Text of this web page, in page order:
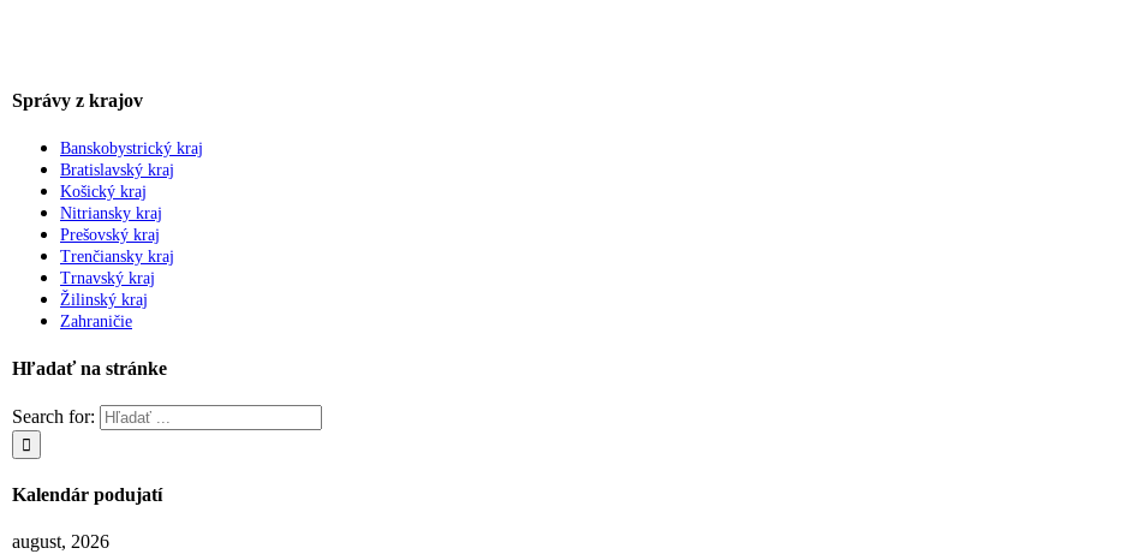
Správy z krajov
Banskobystrický kraj
Bratislavský kraj
Košický kraj
Nitriansky kraj
Prešovský kraj
Trenčiansky kraj
Trnavský kraj
Žilinský kraj
Zahraničie
Hľadať na stránke
Search for:
Kalendár podujatí
august, 2026